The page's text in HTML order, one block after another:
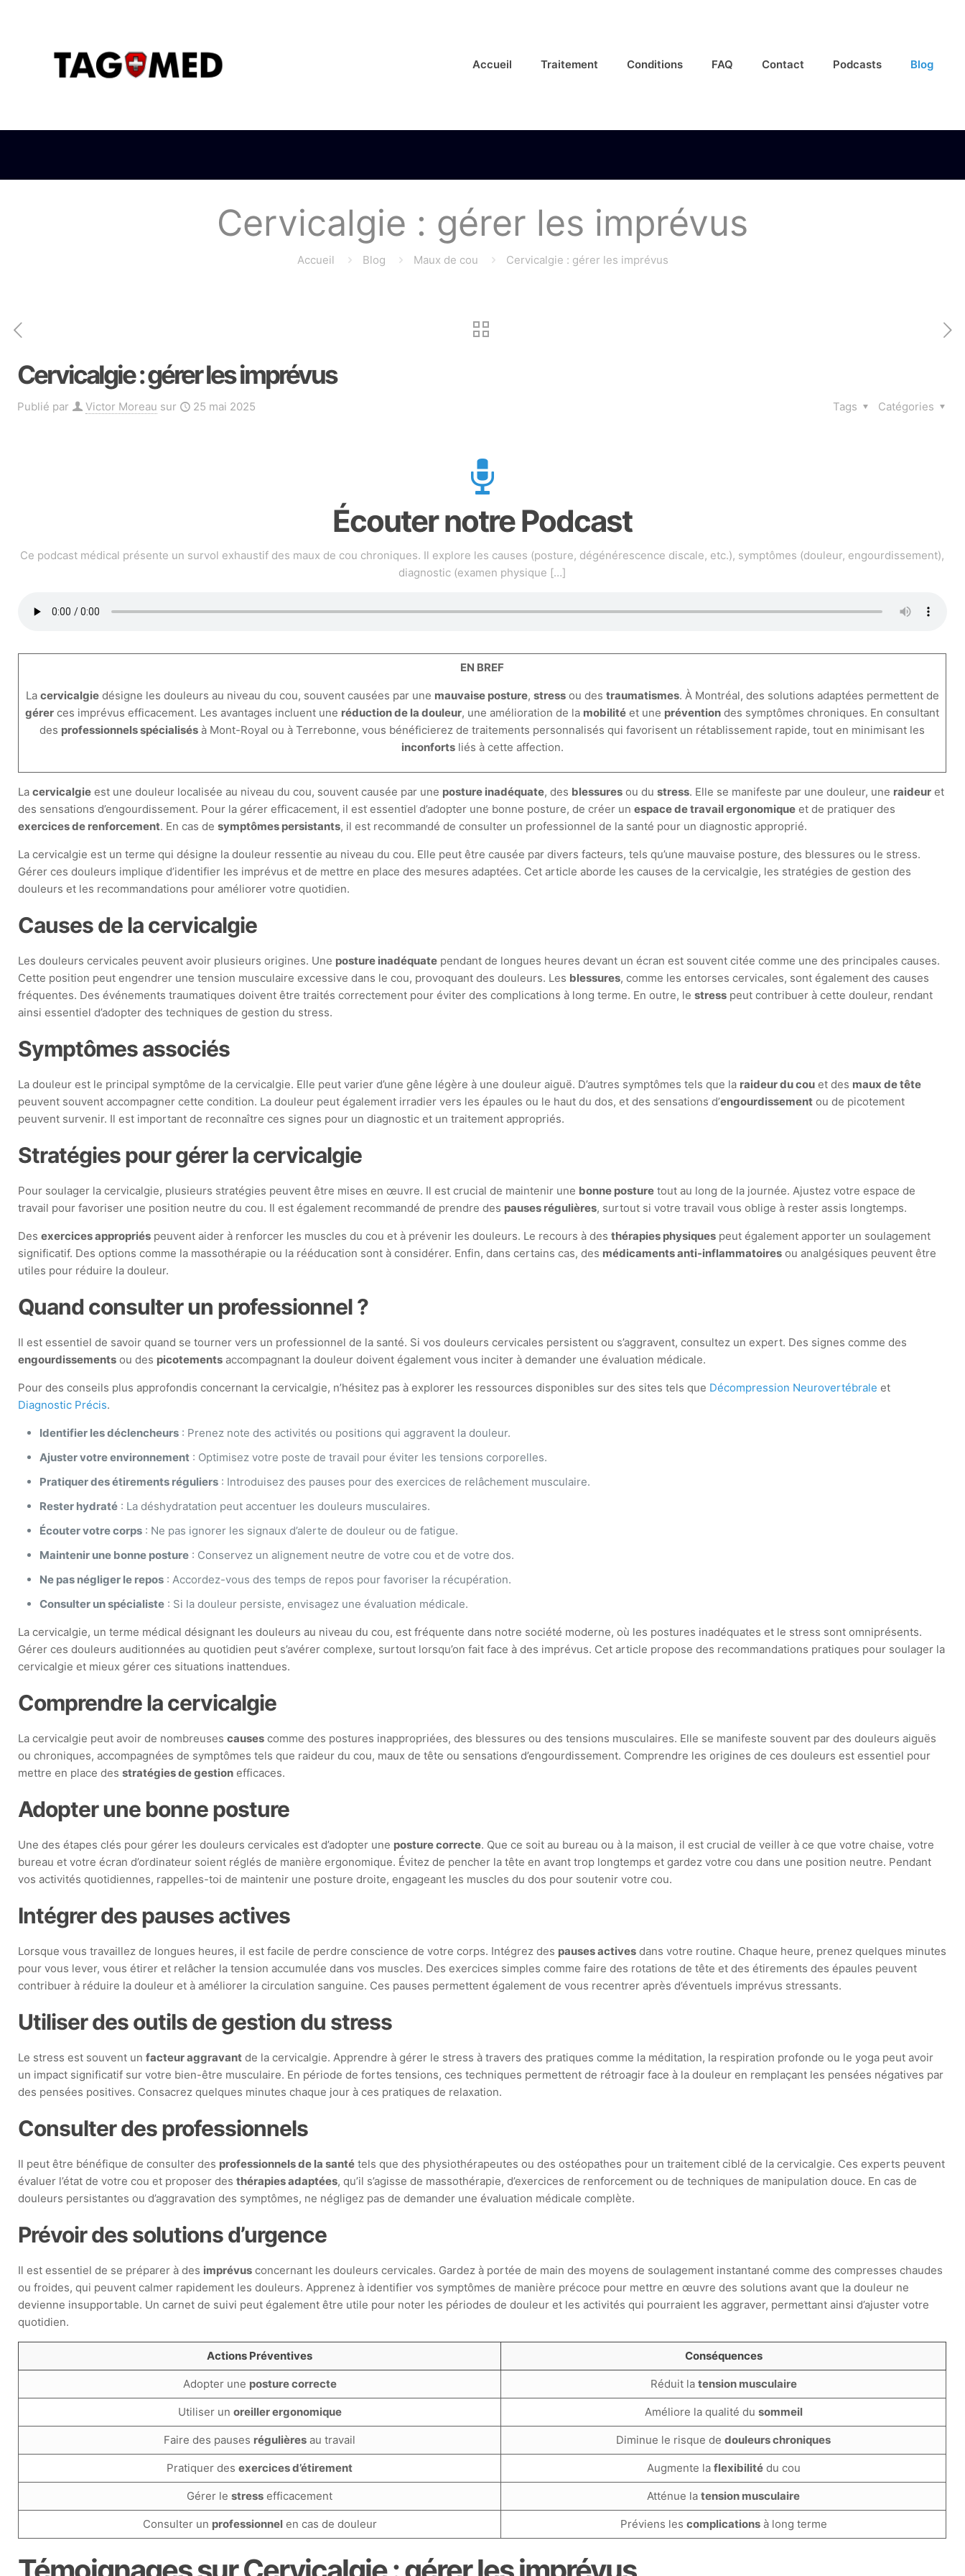
Accueil Traitement Conditions FAQ Contact Podcasts Blog
Cervicalgie : gérer les imprévus
Accueil Blog Maux de cou Cervicalgie : gérer les imprévus
Cervicalgie : gérer les imprévus
Publié par Victor Moreau sur 25 mai 2025 Catégories
Tags
Écouter notre Podcast
Ce podcast médical présente un survol exhaustif des maux de cou chroniques. Il explore les causes (posture, dégénérescence discale, etc.), symptômes (douleur, engourdissement),
diagnostic (examen physique […]
EN BREF
La cervicalgiedésigne les douleurs au niveau du cou, souvent causées par une mauvaise posture, stressou des traumatismes. À Montréal, des solutions adaptées permettent de
gérer ces imprévus efficacement. Les avantages incluent une réduction de la douleur, une amélioration de la mobilité et une prévention des symptômes chroniques. En consultant
des professionnels spécialisés à Mont-Royal ou à Terrebonne, vous bénéficierez de traitements personnalisés qui favorisent un rétablissement rapide, tout en minimisant les
inconfortsliés à cette affection.
Lacervicalgie est une douleur localisée au niveau du cou, souvent causée par une posture inadéquate, des blessures ou dustress. Elle se manifeste par une douleur, une raideur et
des sensations d’engourdissement. Pour la gérer efficacement, il est essentiel d’adopter une bonne posture, de créer unespace de travail ergonomique et de pratiquer des
exercices de renforcement. En cas desymptômes persistants, il est recommandé de consulter un professionnel de la santé pour un diagnostic approprié.
La cervicalgie est un terme qui désigne la douleur ressentie au niveau du cou. Elle peut être causée par divers facteurs, tels qu’une mauvaise posture, des blessures ou le stress.
Gérer ces douleurs implique d’identifier les imprévus et de mettre en place des mesures adaptées. Cet article aborde les causes de la cervicalgie, les stratégies de gestion des
douleurs et les recommandations pour améliorer votre quotidien.
Causes de la cervicalgie
Les douleurs cervicales peuvent avoir plusieurs origines. Une posture inadéquate pendant de longues heures devant un écran est souvent citée comme une des principales causes.
Cette position peut engendrer une tension musculaire excessive dans le cou, provoquant des douleurs. Les blessures, comme les entorses cervicales, sont également des causes
fréquentes. Des événements traumatiques doivent être traités correctement pour éviter des complications à long terme. En outre, lestress peut contribuer à cette douleur, rendant
ainsi essentiel d’adopter des techniques de gestion du stress.
Symptômes associés
La douleur est le principal symptôme de la cervicalgie. Elle peut varier d’une gêne légère à une douleur aiguë. D’autres symptômes tels que la raideur du cou et des maux de tête
peuvent souvent accompagner cette condition. La douleur peut également irradier vers les épaules ou le haut du dos, et des sensations d’engourdissement ou de picotement
peuvent survenir. Il est important de reconnaître ces signes pour un diagnostic et un traitement appropriés.
Stratégies pour gérer la cervicalgie
Pour soulager la cervicalgie, plusieurs stratégies peuvent être mises en œuvre. Il est crucial de maintenir une bonne posture tout au long de la journée. Ajustez votre espace de
travail pour favoriser une position neutre du cou. Il est également recommandé de prendre des pauses régulières, surtout si votre travail vous oblige à rester assis longtemps.
Desexercices appropriés peuvent aider à renforcer les muscles du cou et à prévenir les douleurs. Le recours à desthérapies physiques peut également apporter un soulagement
significatif. Des options comme la massothérapie ou la rééducation sont à considérer. Enfin, dans certains cas, des médicaments anti-inflammatoires ou analgésiques peuvent être
utiles pour réduire la douleur.
Quand consulter un professionnel ?
Il est essentiel de savoir quand se tourner vers un professionnel de la santé. Si vos douleurs cervicales persistent ou s’aggravent, consultez un expert. Des signes comme des
engourdissements ou des picotements accompagnant la douleur doivent également vous inciter à demander une évaluation médicale.
Pour des conseils plus approfondis concernant la cervicalgie, n’hésitez pas à explorer les ressources disponibles sur des sites tels que Décompression Neurovertébrale et
Diagnostic Précis.
Identifier les déclencheurs : Prenez note des activités ou positions qui aggravent la douleur.
Ajuster votre environnement : Optimisez votre poste de travail pour éviter les tensions corporelles.
Pratiquer des étirements réguliers : Introduisez des pauses pour des exercices de relâchement musculaire.
Rester hydraté : La déshydratation peut accentuer les douleurs musculaires.
Écouter votre corps : Ne pas ignorer les signaux d’alerte de douleur ou de fatigue.
Maintenir une bonne posture : Conservez un alignement neutre de votre cou et de votre dos.
Ne pas négliger le repos : Accordez-vous des temps de repos pour favoriser la récupération.
Consulter un spécialiste : Si la douleur persiste, envisagez une évaluation médicale.
La cervicalgie, un terme médical désignant les douleurs au niveau du cou, est fréquente dans notre société moderne, où les postures inadéquates et le stress sont omniprésents.
Gérer ces douleurs auditionnées au quotidien peut s’avérer complexe, surtout lorsqu’on fait face à des imprévus. Cet article propose des recommandations pratiques pour soulager la
cervicalgie et mieux gérer ces situations inattendues.
Comprendre la cervicalgie
La cervicalgie peut avoir de nombreusescauses comme des postures inappropriées, des blessures ou des tensions musculaires. Elle se manifeste souvent par des douleurs aiguës
ou chroniques, accompagnées de symptômes tels que raideur du cou, maux de tête ou sensations d’engourdissement. Comprendre les origines de ces douleurs est essentiel pour
mettre en place desstratégies de gestion efficaces.
Adopter une bonne posture
Une des étapes clés pour gérer les douleurs cervicales est d’adopter une posture correcte. Que ce soit au bureau ou à la maison, il est crucial de veiller à ce que votre chaise, votre
bureau et votre écran d’ordinateur soient réglés de manière ergonomique. Évitez de pencher la tête en avant trop longtemps et gardez votre cou dans une position neutre. Pendant
vos activités quotidiennes, rappelles-toi de maintenir une posture droite, engageant les muscles du dos pour soutenir votre cou.
Intégrer des pauses actives
Lorsque vous travaillez de longues heures, il est facile de perdre conscience de votre corps. Intégrez des pauses actives dans votre routine. Chaque heure, prenez quelques minutes
pour vous lever, vous étirer et relâcher la tension accumulée dans vos muscles. Des exercices simples comme faire des rotations de tête et des étirements des épaules peuvent
contribuer à réduire la douleur et à améliorer la circulation sanguine. Ces pauses permettent également de vous recentrer après d’éventuels imprévus stressants.
Utiliser des outils de gestion du stress
Le stress est souvent unfacteur aggravant de la cervicalgie. Apprendre à gérer le stress à travers des pratiques comme la méditation, la respiration profonde ou le yoga peut avoir
un impact significatif sur votre bien-être musculaire. En période de fortes tensions, ces techniques permettent de rétroagir face à la douleur en remplaçant les pensées négatives par
des pensées positives. Consacrez quelques minutes chaque jour à ces pratiques de relaxation.
Consulter des professionnels
Il peut être bénéfique de consulter des professionnels de la santé tels que des physiothérapeutes ou des ostéopathes pour un traitement ciblé de la cervicalgie. Ces experts peuvent
évaluer l’état de votre cou et proposer desthérapies adaptées, qu’il s’agisse de massothérapie, d’exercices de renforcement ou de techniques de manipulation douce. En cas de
douleurs persistantes ou d’aggravation des symptômes, ne négligez pas de demander une évaluation médicale complète.
Prévoir des solutions d’urgence
Il est essentiel de se préparer à des imprévus concernant les douleurs cervicales. Gardez à portée de main des moyens de soulagement instantané comme des compresses chaudes
ou froides, qui peuvent calmer rapidement les douleurs. Apprenez à identifier vos symptômes de manière précoce pour mettre en œuvre des solutions avant que la douleur ne
devienne insupportable. Un carnet de suivi peut également être utile pour noter les périodes de douleur et les activités qui pourraient les aggraver, permettant ainsi d’ajuster votre
quotidien.
Actions Préventives Conséquences
Adopter une posture correcte Réduit la tension musculaire
Utiliser un oreiller ergonomique Améliore la qualité du sommeil
Faire des pauses régulières au travail Diminue le risque dedouleurs chroniques
Pratiquer desexercices d’étirement Augmente la flexibilitédu cou
Gérer lestress efficacement Atténue latension musculaire
Consulter un professionnelen cas de douleur Préviens les complicationsà long terme